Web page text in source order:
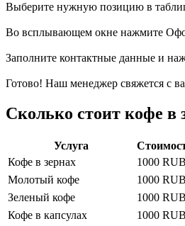
Выберите нужную позицию в
Во всплывающем окне нажмите
Заполните контактные данные и
Готово! Наш менеджер свяжется с
Сколько стоит кофе в
Услуга
Кофе в зернах
1000 RUB
Молотый кофе 1000 RUB
Зеленый кофе 1000 RUB
Кофе в капсулах 1000 RUB